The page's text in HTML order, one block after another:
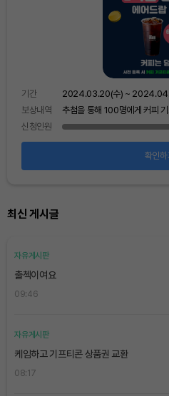
기간
2024.03.20(수) ~
보상내역
추첨을 통해 100명에게 커피
신청인원
확인하
최신 게시글
자유게시판
출첵이여요
09:46
자유게시판
케임하고 기프티콘 상품권 교환
08:17